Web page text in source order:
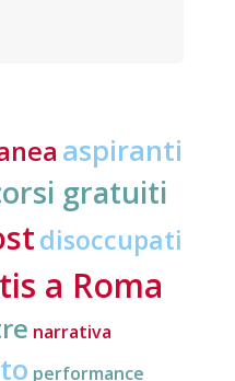
aspiranti
gratuiti
disoccupati
a Roma
narrativa
performance